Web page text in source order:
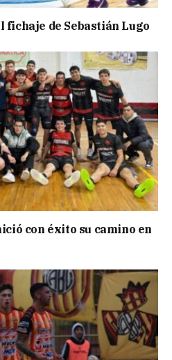
de Sebastián Lugo
con éxito su camino en